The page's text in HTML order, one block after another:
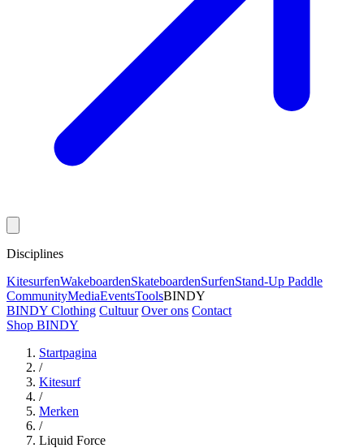
Disciplines
KitesurfenWakeboardenSkateboardenSurfenStand-Up Paddle
CommunityMediaEventsToolsBINDY
BINDY Clothing Cultuur Over ons Contact
Shop BINDY
Startpagina
/
Kitesurf
/
Merken
/
Liquid Force